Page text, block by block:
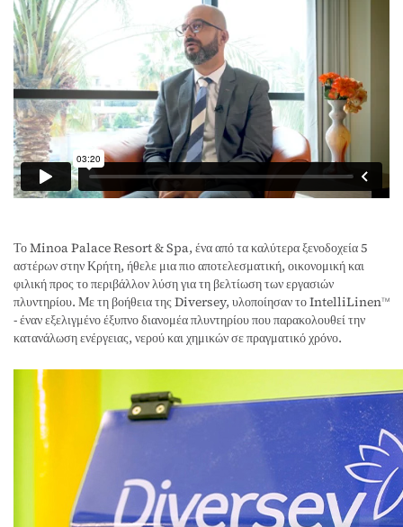
Το Minoa Palace Resort & Spa, ένα από τα καλύτερα ξενοδοχεία 5
αστέρων στην Κρήτη, ήθελε μια πιο αποτελεσματική, οικονομική και
φιλική προς το περιβάλλον λύση για τη βελτίωση των εργασιών
πλυντηρίου. Με τη βοήθεια της Diversey, υλοποίησαν το IntelliLinenTM
- έναν εξελιγμένο έξυπνο διανομέα πλυντηρίου που παρακολουθεί την
κατανάλωση ενέργειας, νερού και χημικών σε πραγματικό χρόνο.